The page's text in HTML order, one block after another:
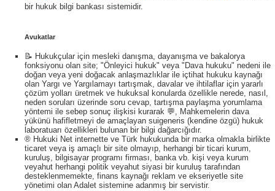
bir hukuk bilgi bankası sistemidir.
Avukatlar
📝 Hukukçular için mesleki danışma, dayanışma ve bakalorya
fonksiyonu olan site; "Önleyici hukuk" veya "Dava hukuku" nedeni ile
doğan veya yeni doğacak anlaşmazlıklar ile içtihat hukuku kaynağı
olan Yargı ve Yargılamayı tartışmak, davalar ve ihtilaflar için yararlı
çözüm yolları üretmek ve hukuksal konularda özellikle nerede, nasıl,
neden soruları üzerinde soru cevap, tartışma paylaşma yorumlama
yöntemi ile sebep sonuç ilişkisi kurarak 💬, Mahkemelerin dava
yükünü hafifletmeyi de amaçlayan suigeneris (kendine özgü) hukuk
laboratuarı özellikleri bulunan bir bilgi dağarcığıdır.
® Hukuki Net internette ve Türk hukukunda bir marka olmakla birlikte
ticaret veya iş amaçlı bir site olmayıp, herhangi bir ticari kurum,
kuruluş, bilgisayar programı firması, banka vb. kişi veya kurum
veyahut herhangi politik veyahut siyasi bir kuruluş tarafından
desteklenmemekte, finans kaynağı reklam ve ekseriyetle site
yönetimi olan Adalet sistemine adanmış bir servistir.